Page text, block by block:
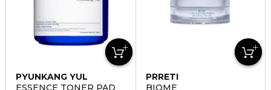
PYUNKANG YUL
PRRETI